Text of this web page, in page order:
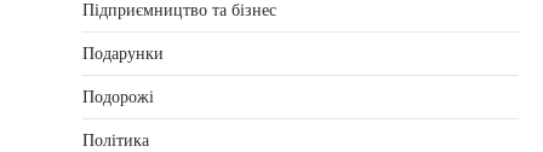
Підприємництво та бізнес
Подарунки
Подорожі
Політика